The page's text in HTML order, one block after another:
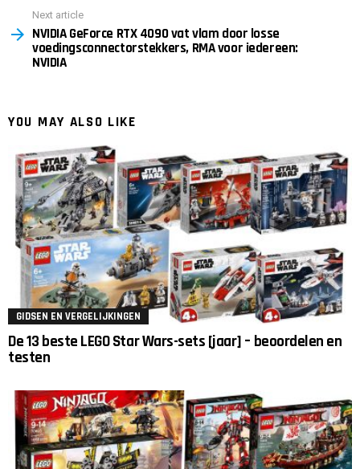
Next article
NVIDIA GeForce RTX 4090 vat vlam door losse
voedingsconnectorstekkers, RMA voor iedereen:
NVIDIA
YOU MAY ALSO LIKE
GIDSEN EN VERGELIJKINGEN
De 13 beste LEGO Star Wars-sets [jaar] – beoordelen en
testen